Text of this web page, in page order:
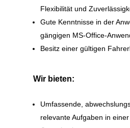
Flexibilität und
Gute Kenntnisse in der
gängigen MS-Office-
Besitz einer gültigen
Wir bieten:
Umfassende,
relevante Aufgaben in